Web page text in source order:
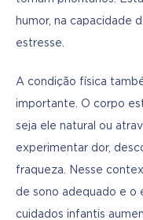
humor, na capacidade
estresse.
A condição física
importante. O corpo
seja ele natural ou
experimentar dor,
fraqueza. Nesse
de sono adequado e o
cuidados infantis